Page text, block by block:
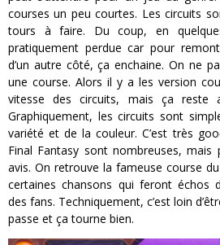
courses un peu courtes. Les circuits
tours à faire. Du coup, en
pratiquement perdue car pour
d’un autre côté, ça enchaine. On ne
une course. Alors il y a les version
vitesse des circuits, mais ça reste
Graphiquement, les circuits sont
variété et de la couleur. C’est très
Final Fantasy sont nombreuses, mais
avis. On retrouve la fameuse course
certaines chansons qui feront échos
des fans. Techniquement, c’est loin
passe et ça tourne bien.